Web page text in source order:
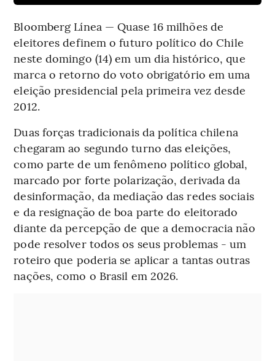
Bloomberg Línea — Quase 16 milhões de
eleitores definem o futuro político do Chile
neste domingo (14) em um dia histórico, que
marca o retorno do voto obrigatório em uma
eleição presidencial pela primeira vez desde
2012.
Duas forças tradicionais da política chilena
chegaram ao segundo turno das eleições,
como parte de um fenômeno político global,
marcado por forte polarização, derivada da
desinformação, da mediação das redes sociais
e da resignação de boa parte do eleitorado
diante da percepção de que a democracia não
pode resolver todos os seus problemas - um
roteiro que poderia se aplicar a tantas outras
nações, como o Brasil em 2026.